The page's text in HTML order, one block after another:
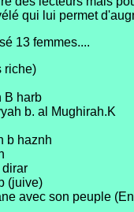
qui lui permet
13 femmes....
riche)
B harb
b. al Mughirah.K
b haznh
(juive)
avec son peuple